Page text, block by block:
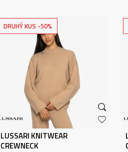
DRUHÝ KUS -50%
LUSSARI KNITWEAR
CREWNECK